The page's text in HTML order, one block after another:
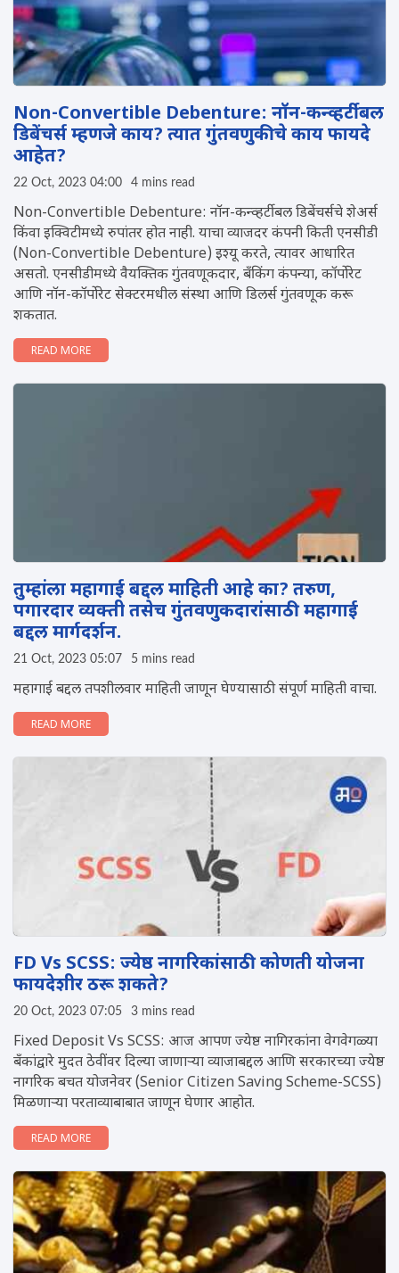
Non-Convertible Debenture: नॉन-कन्व्हर्टीबल
डिबेंचर्स म्हणजे काय? त्यात गुंतवणुकीचे काय फायदे
आहेत?
22 Oct, 2023 04:00 4 mins read
Non-Convertible Debenture: नॉन-कन्व्हर्टीबल डिबेंचर्सचे शेअर्स
किंवा इक्विटीमध्ये रुपांतर होत नाही. याचा व्याजदर कंपनी किती एनसीडी
(Non-Convertible Debenture) इश्यू करते, त्यावर आधारित
असतो. एनसीडीमध्ये वैयक्तिक गुंतवणूकदार, बँकिंग कंपन्या, कॉर्पोरेट
आणि नॉन-कॉर्पोरेट सेक्टरमधील संस्था आणि डिलर्स गुंतवणूक करू
शकतात.
READ MORE
तुम्हांला महागाई बद्दल माहिती आहे का? तरुण,
पगारदार व्यक्ती तसेच गुंतवणुकदारांसाठी महागाई
बद्दल मार्गदर्शन.
21 Oct, 2023 05:07 5 mins read
महागाई बद्दल तपशीलवार माहिती जाणून घेण्यासाठी संपूर्ण माहिती वाचा.
READ MORE
FD Vs SCSS: ज्येष्ठ नागरिकांसाठी कोणती योजना
फायदेशीर ठरू शकते?
20 Oct, 2023 07:05 3 mins read
Fixed Deposit Vs SCSS: आज आपण ज्येष्ठ नागिरकांना वेगवेगळ्या
बँकांद्वारे मुदत ठेवींवर दिल्या जाणाऱ्या व्याजाबद्दल आणि सरकारच्या ज्येष्ठ
नागरिक बचत योजनेवर (Senior Citizen Saving Scheme-SCSS)
मिळणाऱ्या परताव्याबाबात जाणून घेणार आहोत.
READ MORE